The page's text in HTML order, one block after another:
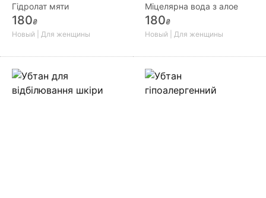
Гідролат мяти
180₴
Новый | Для женщины
Міцелярна вода з алое
180₴
Новый | Для женщины